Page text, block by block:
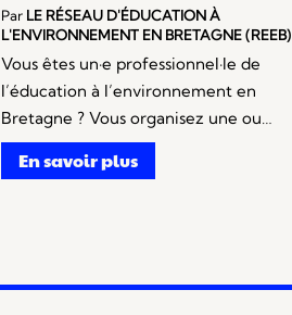
Par LE RÉSEAU D'ÉDUCATION À
L'ENVIRONNEMENT EN BRETAGNE (REEB)
Vous êtes un·e professionnel·le de
l’éducation à l’environnement en
Bretagne ? Vous organisez une ou…
En savoir plus